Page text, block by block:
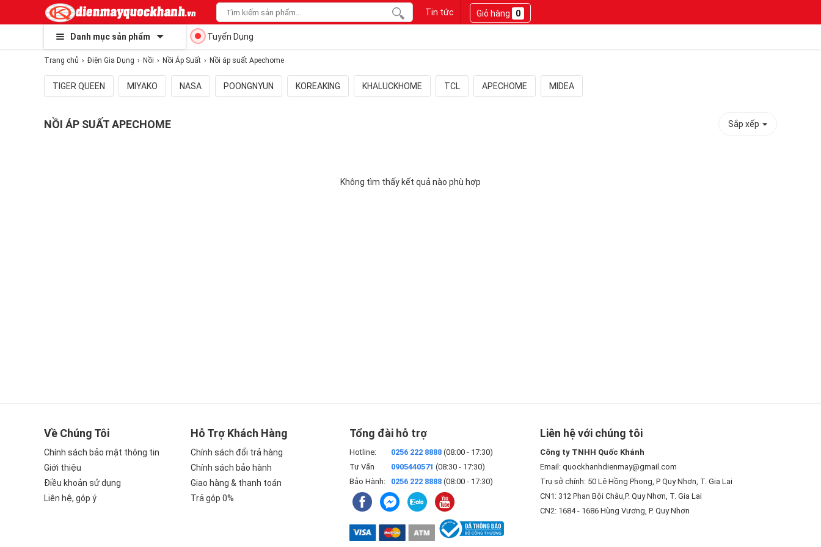
Tin tức Giỏ hàng 0
Danh mục sản phẩm Tuyển Dụng
Trang chủ Điện Gia Dụng Nồi Nồi Áp Suất Nồi áp suất Apechome
TIGER QUEEN MIYAKO NASA POONGNYUN KOREAKING KHALUCKHOME TCL APECHOME MIDEA
NỒI ÁP SUẤT APECHOME Sắp xếp
Không tìm thấy kết quả nào phù hợp
Về Chúng Tôi
Chính sách bảo mật thông tin
Giới thiệu
Điều khoản sử dụng
Liên hệ, góp ý
Hỗ Trợ Khách Hàng
Chính sách đổi trả hàng
Chính sách bảo hành
Giao hàng & thanh toán
Trả góp 0%
Tổng đài hỗ trợ
Hotline: 0256 222 8888 (08:00 - 17:30)
Tư Vấn
0905440571 (08:30 - 17:30)
Bảo Hành:
0256 222 8888 (08:00 - 17:30)
Liên hệ với chúng tôi
Công ty TNHH Quốc Khánh
Email: quockhanhdienmay@gmail.com
Trụ sở chính: 50 Lê Hồng Phong, P Quy Nhơn, T. Gia Lai
CN1: 312 Phan Bội Châu,P. Quy Nhơn, T. Gia Lai
CN2: 1684 - 1686 Hùng Vương, P. Quy Nhơn